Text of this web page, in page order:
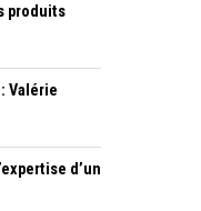
produits
Valérie
d’un